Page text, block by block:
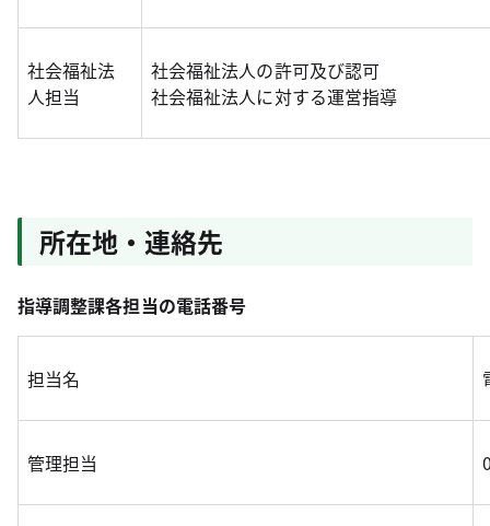
社会福祉法
人担当
社会福祉法人の許可及び認可
社会福祉法人に対する運営指導
所在地・連絡先
指導調整課各担当の電話番号
担当名
管理担当